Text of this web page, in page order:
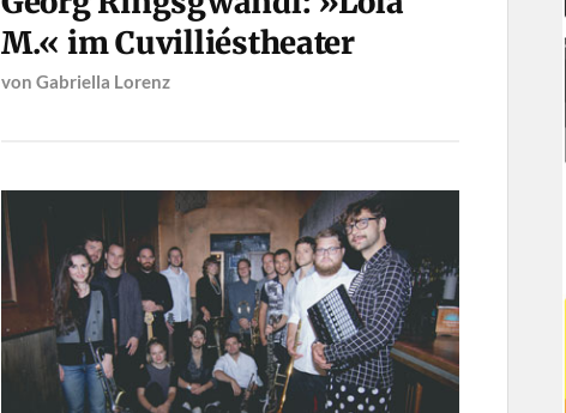
M.« im Cuvilliéstheater
von Gabriella Lorenz